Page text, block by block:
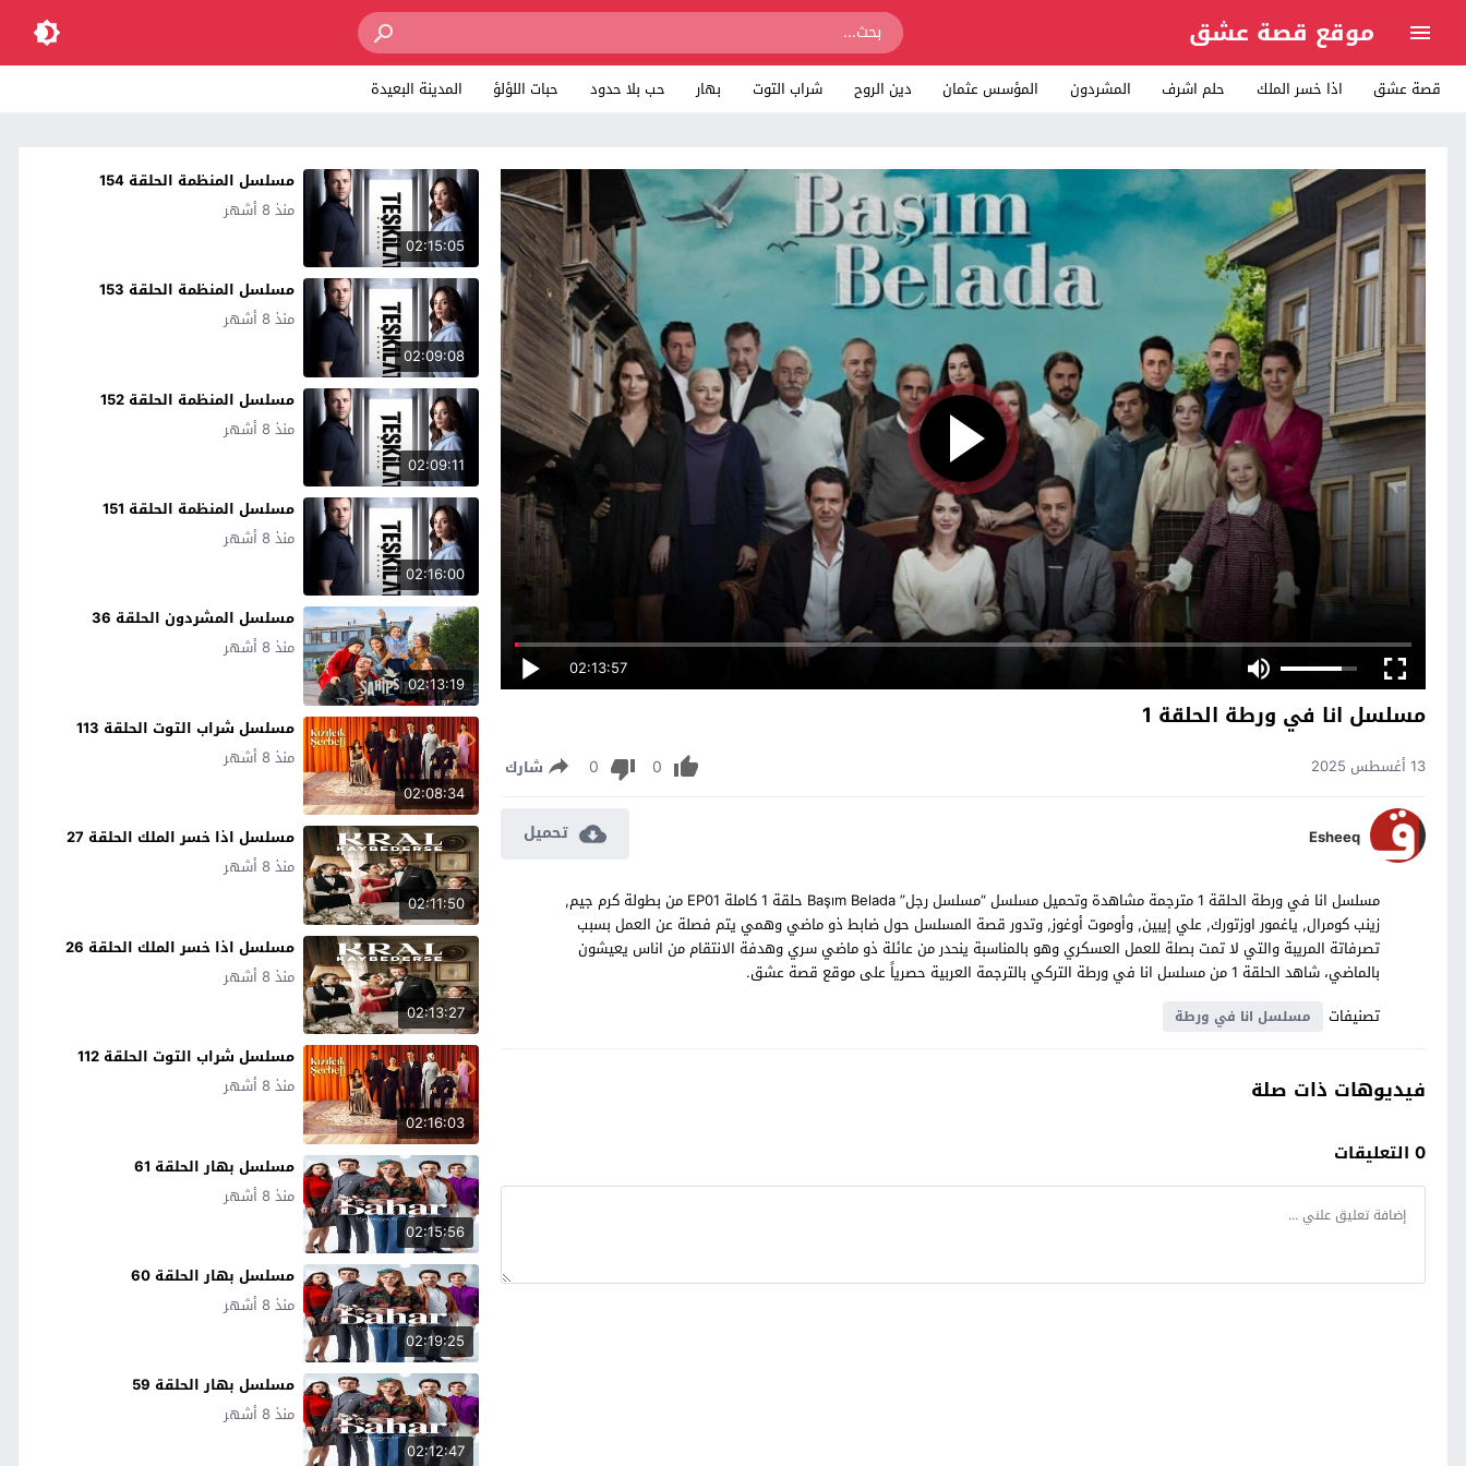
موقع قصة عشق
قصة عشق اذا خسر الملك حلم اشرف المشردون المؤسس عثمان دين الروح شراب التوت بهار حب بلا حدود حبات اللؤلؤ المدينة البعيدة
02:13:57
مسلسل انا في ورطة الحلقة 1
13 أغسطس 2025 0
0 شارك
Esheeq تحميل
مسلسل انا في ورطة الحلقة 1 مترجمة مشاهدة وتحميل مسلسل “مسلسل رجل” Başım Belada حلقة 1 كاملة EP01 من بطولة كرم جيم,
زينب كومرال, ياغمور اوزتورك, علي إيبين, وأوموت أوغوز, وتدور قصة المسلسل حول ضابط ذو ماضي وهمي يتم فصلة عن العمل بسبب
تصرفاتة المريبة والتي لا تمت بصلة للعمل العسكري وهو بالمناسبة ينحدر من عائلة ذو ماضي سري وهدفة الانتقام من اناس يعيشون
بالماضي، شاهد الحلقة 1 من مسلسل انا في ورطة التركي بالترجمة العربية حصرياً على موقع قصة عشق.
تصنيفات
مسلسل انا في ورطة
فيديوهات ذات صلة
0 التعليقات
02:15:05
مسلسل المنظمة الحلقة 154
منذ 8 أشهر
02:09:08
مسلسل المنظمة الحلقة 153
منذ 8 أشهر
02:09:11
مسلسل المنظمة الحلقة 152
منذ 8 أشهر
02:16:00
مسلسل المنظمة الحلقة 151
منذ 8 أشهر
02:13:19
مسلسل المشردون الحلقة 36
منذ 8 أشهر
02:08:34
مسلسل شراب التوت الحلقة 113
منذ 8 أشهر
02:11:50
مسلسل اذا خسر الملك الحلقة 27
منذ 8 أشهر
02:13:27
مسلسل اذا خسر الملك الحلقة 26
منذ 8 أشهر
02:16:03
مسلسل شراب التوت الحلقة 112
منذ 8 أشهر
02:15:56
مسلسل بهار الحلقة 61
منذ 8 أشهر
02:19:25
مسلسل بهار الحلقة 60
منذ 8 أشهر
02:12:47
مسلسل بهار الحلقة 59
منذ 8 أشهر